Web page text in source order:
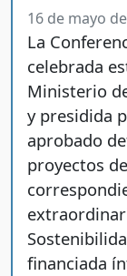
16 de mayo
La
celebrada
Ministerio
y presidida
aprobado
proyectos
financiada